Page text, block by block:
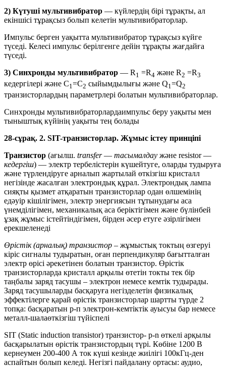
2) Күтуші мультивибратор — күйлердің бірі тұрақты, ал
екіншісі тұрақсыз болып келетін мультивибраторлар.
Импульс берген уақытта мультивибратор тұрақсыз күйге
түседі. Келесі импульс берілгенге дейін тұрақты жағдайға
түседі.
3) Синхронды мультивибратор — R 1 =R4 және R2 =R3
кедергілері және С1=C2 сыйымдылығы және Q1=Q2
транзисторлардың параметрлері болатын мультивибраторлар.
Синхронды мультивибраторлардаимпульс беру уақыты мен
тыныштық күйінің уақыты тең болады
28-сұрақ. 2. SIT-транзисторлар. Жұмыс істеу принціпі
Транзистор (ағылш. transfer— тасымалдау және resistor —
кедергіш) — электр тербелістерін күшейтуге, оларды тудыруға
және түрлендіруге арналып жартылай өткізгіш кристалл
негізінде жасалған электрондық құрал. Электрондық лампа
сияқты қызмет атқаратын транзисторлар одан өлшемінің
едәуір кішілігімен, электр энергиясын тұтынудағы аса
үнемділігімен, механикалық аса беріктігімен және бүлінбей
ұзақ жұмыс істейтіндігімен, бірден әсер етуге әзірлігімен
ерекшеленеді
Өрістік (арналық) транзистор – жұмыстық токтың өзгеруі
кіріс сигналы тудыратын, оған перпендикуляр бағытталған
электр өрісі әрекетінен болатын транзистор. Өрістік
транзисторларда кристалл арқылы өтетін токты тек бір
таңбалы заряд тасушы – электрон немесе кемтік тудырады.
Заряд тасушыларды басқаруға негізделетін физикалық
эффектілерге қарай өрістік транзисторлар шартты түрде 2
топқа: басқаратын р-п электрон-кемтіктік ауысуы бар немесе
металл-шалаөткізгіш түйіспелі
SIT (Static induction transistor) транзистор- p-n өткелі арқылы
басқарылатын өрістік транзистордың түрі. Көбіне 1200 В
кернеумен 200-400 А ток күші кезінде жиілігі 100кГц-ден
аспайтын болып келеді. Негізгі пайдалану ортасы: аудио,